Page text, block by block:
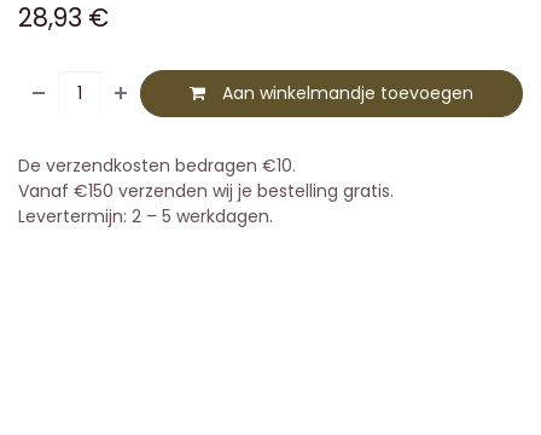
28,93 €
Aan winkelmandje toevoegen
De verzendkosten bedragen €10.
Vanaf €150 verzenden wij je bestelling gratis.
Levertermijn: 2 – 5 werkdagen.